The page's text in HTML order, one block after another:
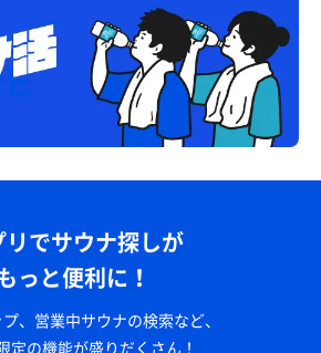
リでサウナ探しが
っと便利に！
、営業中サウナの検索など、
定の機能が盛りだくさん！